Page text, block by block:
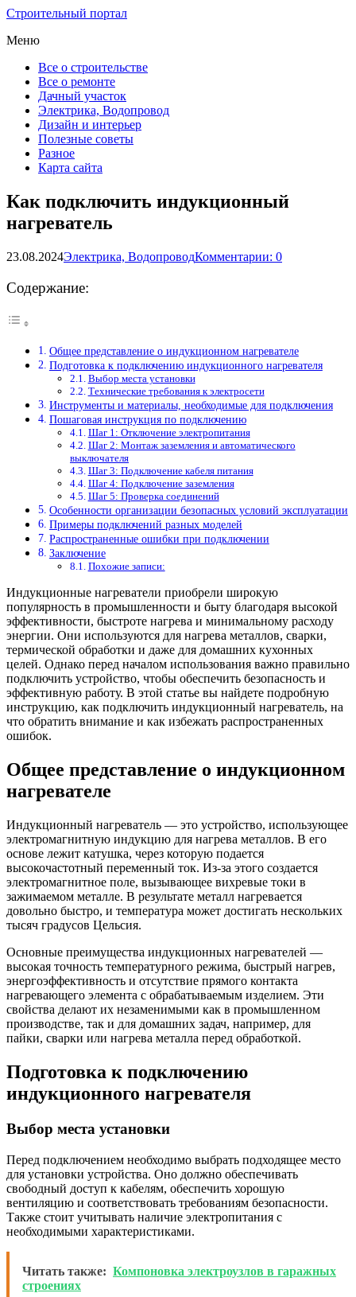
Строительный портал
Меню
Все о строительстве
Все о ремонте
Дачный участок
Электрика, Водопровод
Дизайн и интерьер
Полезные советы
Разное
Карта сайта
Как подключить индукционный
нагреватель
23.08.2024Электрика, ВодопроводКомментарии: 0
Содержание:
Общее представление о индукционном нагревателе
Подготовка к подключению индукционного нагревателя
Выбор места установки
Технические требования к электросети
Инструменты и материалы, необходимые для подключения
Пошаговая инструкция по подключению
Шаг 1: Отключение электропитания
Шаг 2: Монтаж заземления и автоматического
выключателя
Шаг 3: Подключение кабеля питания
Шаг 4: Подключение заземления
Шаг 5: Проверка соединений
Особенности организации безопасных условий эксплуатации
Примеры подключений разных моделей
Распространенные ошибки при подключении
Заключение
Похожие записи:
Индукционные нагреватели приобрели широкую
популярность в промышленности и быту благодаря высокой
эффективности, быстроте нагрева и минимальному расходу
энергии. Они используются для нагрева металлов, сварки,
термической обработки и даже для домашних кухонных
целей. Однако перед началом использования важно правильно
подключить устройство, чтобы обеспечить безопасность и
эффективную работу. В этой статье вы найдете подробную
инструкцию, как подключить индукционный нагреватель, на
что обратить внимание и как избежать распространенных
ошибок.
Общее представление о индукционном
нагревателе
Индукционный нагреватель — это устройство, использующее
электромагнитную индукцию для нагрева металлов. В его
основе лежит катушка, через которую подается
высокочастотный переменный ток. Из-за этого создается
электромагнитное поле, вызывающее вихревые токи в
зажимаемом металле. В результате металл нагревается
довольно быстро, и температура может достигать нескольких
тысяч градусов Цельсия.
Основные преимущества индукционных нагревателей —
высокая точность температурного режима, быстрый нагрев,
энергоэффективность и отсутствие прямого контакта
нагревающего элемента с обрабатываемым изделием. Эти
свойства делают их незаменимыми как в промышленном
производстве, так и для домашних задач, например, для
пайки, сварки или нагрева металла перед обработкой.
Подготовка к подключению
индукционного нагревателя
Выбор места установки
Перед подключением необходимо выбрать подходящее место
для установки устройства. Оно должно обеспечивать
свободный доступ к кабелям, обеспечить хорошую
вентиляцию и соответствовать требованиям безопасности.
Также стоит учитывать наличие электропитания с
необходимыми характеристиками.
Читать также: Компоновка электроузлов в гаражных
строениях